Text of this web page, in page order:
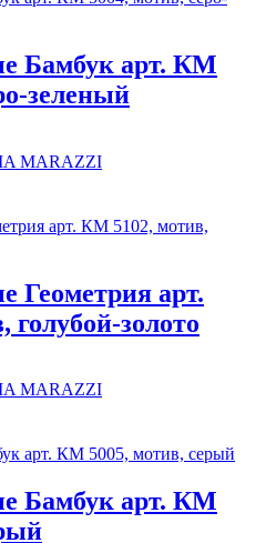
Бамбук арт. КМ
зеленый
MARAZZI
Геометрия арт.
золото
MARAZZI
Бамбук арт. КМ